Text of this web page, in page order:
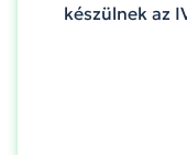
készülnek az